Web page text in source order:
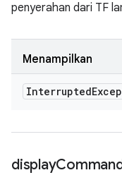
penyerahan dari TF
Menampilkan
Interrupted
display